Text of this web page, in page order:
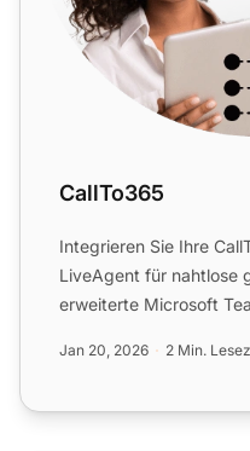
CallTo365
Integrieren Sie Ihre
LiveAgent für nahtlose
erweiterte Microsoft
Jan 20, 2026 2 Min.